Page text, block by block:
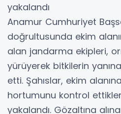
yakalandı
Anamur Cumhuriyet
doğrultusunda ekim
alan jandarma ekipleri,
yürüyerek bitkilerin
etti. Şahıslar, ekim
hortumunu kontrol
yakalandı. Gözaltına